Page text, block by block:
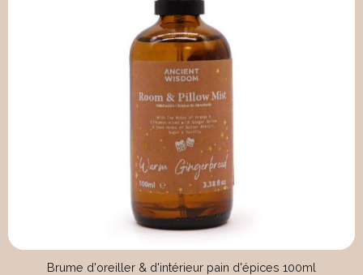
Brume d'oreiller & d'intérieur pain d'épices 100ml